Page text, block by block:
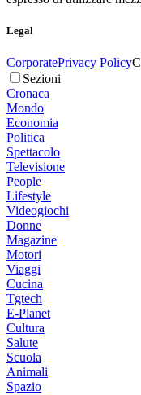
Legal
CorporatePrivacy Policy
Sezioni
Cronaca
Mondo
Economia
Politica
Spettacolo
Televisione
People
Lifestyle
Videogiochi
Donne
Magazine
Motori
Viaggi
Cucina
Tgtech
E-Planet
Cultura
Salute
Scuola
Animali
Spazio